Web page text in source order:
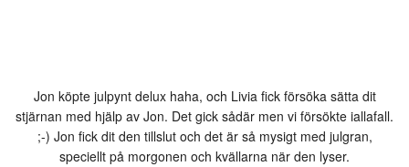
Jon köpte julpynt delux haha, och Livia fick försöka sätta dit
stjärnan med hjälp av Jon. Det gick sådär men vi försökte iallafall.
;-) Jon fick dit den tillslut och det är så mysigt med julgran,
speciellt på morgonen och kvällarna när den lyser.